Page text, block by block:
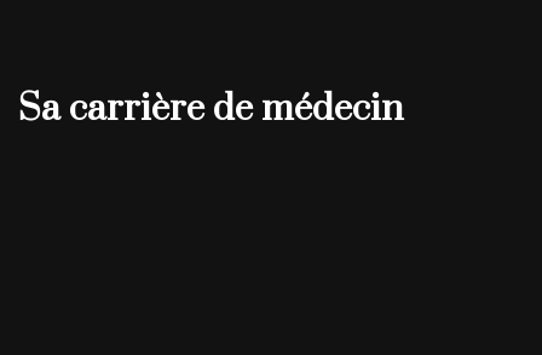
Sa carrière de médecin